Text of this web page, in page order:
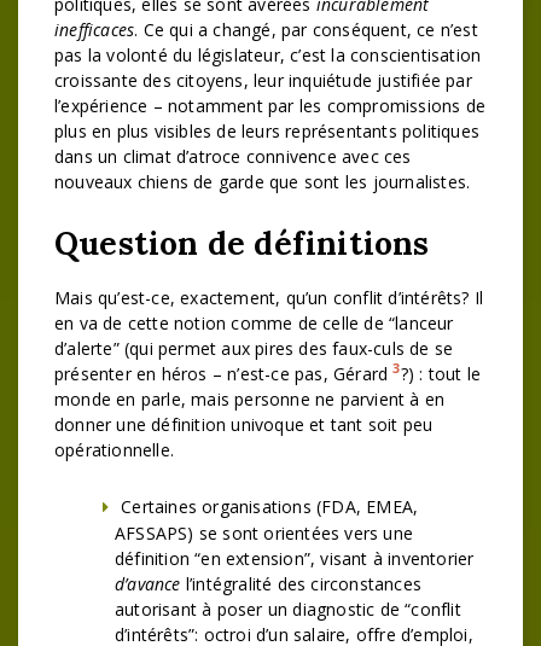
inefficaces. Ce qui a changé, par conséquent, ce n’est
pas la volonté du législateur, c’est la conscientisation
croissante des citoyens, leur inquiétude justifiée par
l’expérience – notamment par les compromissions de
plus en plus visibles de leurs représentants politiques
dans un climat d’atroce connivence avec ces
nouveaux chiens de garde que sont les journalistes.
Question de définitions
Mais qu’est-ce, exactement, qu’un conflit d’intérêts? Il
en va de cette notion comme de celle de “lanceur
d’alerte” (qui permet aux pires des faux-culs de se
présenter en héros – n’est-ce pas, Gérard3?) : tout le
monde en parle, mais personne ne parvient à en
donner une définition univoque et tant soit peu
opérationnelle.
Certaines organisations (FDA, EMEA,
AFSSAPS) se sont orientées vers une
définition “en extension”, visant à inventorier
d’avance l’intégralité des circonstances
autorisant à poser un diagnostic de “conflit
d’intérêts”: octroi d’un salaire, offre d’emploi,